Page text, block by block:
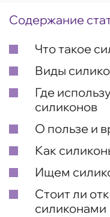
Содержание
Что такое
Виды
Где
силиконов
О пользе и
Как
Ищем
Стоит ли
силиконами